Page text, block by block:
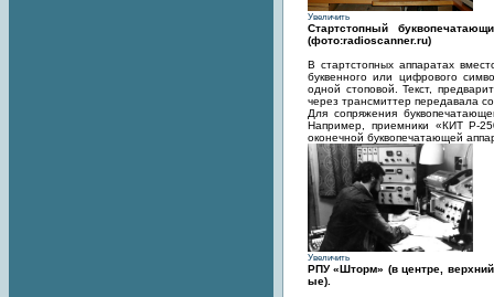
Увеличить
Стартстопный
(фото:radioscanner.ru)
В стартстопных аппаратах
буквенного или цифрового
одной стоповой. Текст,
через трансмиттер передавала
Для сопряжения
Например, приемники «КИТ Р-
оконечной буквопечатающей
Увеличить
РПУ «Шторм» (в центре,
ые).